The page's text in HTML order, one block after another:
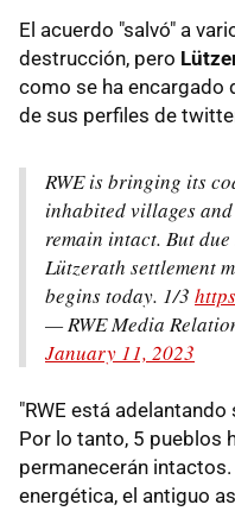
El acuerdo "salvó" a
destrucción, pero
como se ha encargado
de sus perfiles de
RWE is bringing its
inhabited villages
remain intact. But
Lützerath settlement
begins today. 1/3
— RWE Media
January 11, 2023
"RWE está
Por lo tanto, 5 pueblos
permanecerán
energética, el antiguo